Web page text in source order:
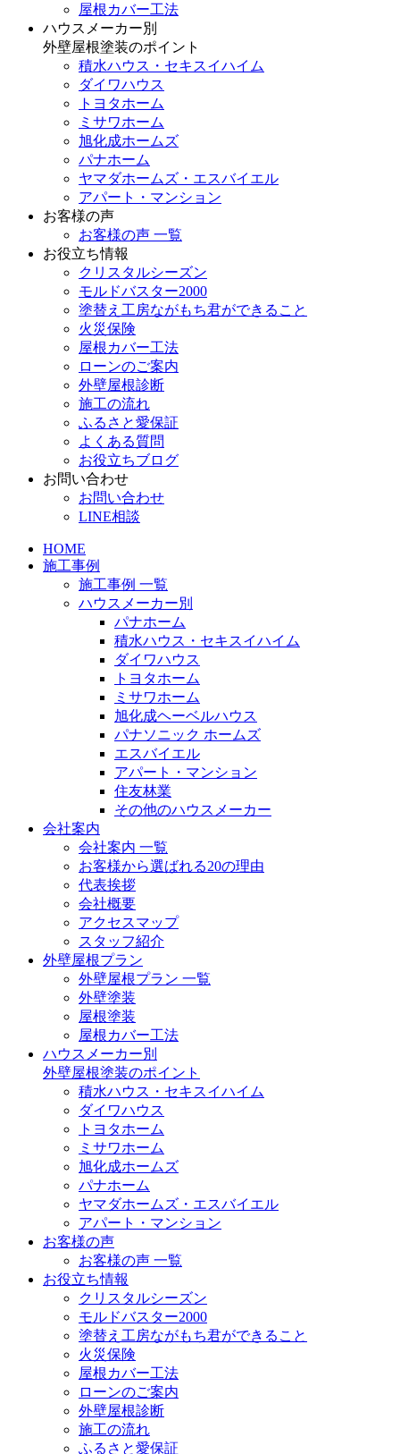
屋根カバー工法
ハウスメーカー別
外壁屋根塗装のポイント
積水ハウス・セキスイハイム
ダイワハウス
トヨタホーム
ミサワホーム
旭化成ホームズ
パナホーム
ヤマダホームズ・エスバイエル
アパート・マンション
お客様の声
お客様の声 一覧
お役立ち情報
クリスタルシーズン
モルドバスター2000
塗替え工房ながもち君ができること
火災保険
屋根カバー工法
ローンのご案内
外壁屋根診断
施工の流れ
ふるさと愛保証
よくある質問
お役立ちブログ
お問い合わせ
お問い合わせ
LINE相談
HOME
施工事例
施工事例 一覧
ハウスメーカー別
パナホーム
積水ハウス・セキスイハイム
ダイワハウス
トヨタホーム
ミサワホーム
旭化成ヘーベルハウス
パナソニック ホームズ
エスバイエル
アパート・マンション
住友林業
その他のハウスメーカー
会社案内
会社案内 一覧
お客様から選ばれる20の理由
代表挨拶
会社概要
アクセスマップ
スタッフ紹介
外壁屋根プラン
外壁屋根プラン 一覧
外壁塗装
屋根塗装
屋根カバー工法
ハウスメーカー別
外壁屋根塗装のポイント
積水ハウス・セキスイハイム
ダイワハウス
トヨタホーム
ミサワホーム
旭化成ホームズ
パナホーム
ヤマダホームズ・エスバイエル
アパート・マンション
お客様の声
お客様の声 一覧
お役立ち情報
クリスタルシーズン
モルドバスター2000
塗替え工房ながもち君ができること
火災保険
屋根カバー工法
ローンのご案内
外壁屋根診断
施工の流れ
ふるさと愛保証